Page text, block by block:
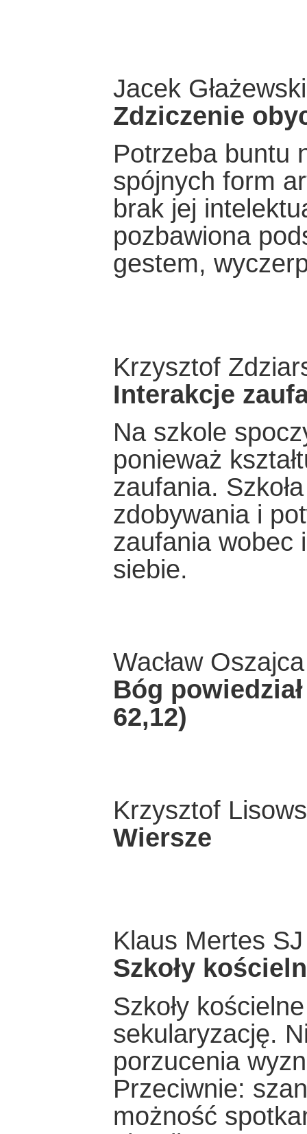
Jacek Głażewski
Zdziczenie
Potrzeba buntu
spójnych form
brak jej
pozbawiona
gestem,
Krzysztof
Interakcje
Na szkole
ponieważ
zaufania.
zdobywania i
zaufania wobec
siebie.
Wacław
Bóg
62,12)
Krzysztof
Wiersze
Klaus Mertes SJ
Szkoły
Szkoły
sekularyzację.
porzucenia
Przeciwnie:
możność